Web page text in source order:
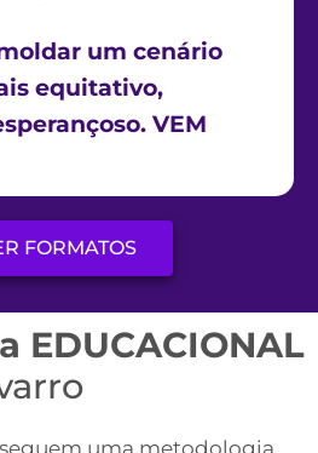
um cenário
equitativo,
VEM
FORMATOS
EDUCACIONAL
uma metodologia